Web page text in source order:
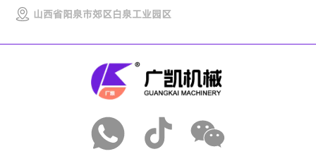
山西省阳泉市郊区白泉工业园区